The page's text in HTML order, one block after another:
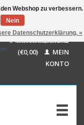
GBP
USD
AUD
Deutsch
English
IHR WARENKORB
(€0,00)
MEIN
KONTO
Webshop zu verbessern.
Nein
Datenschutzerklärung. »